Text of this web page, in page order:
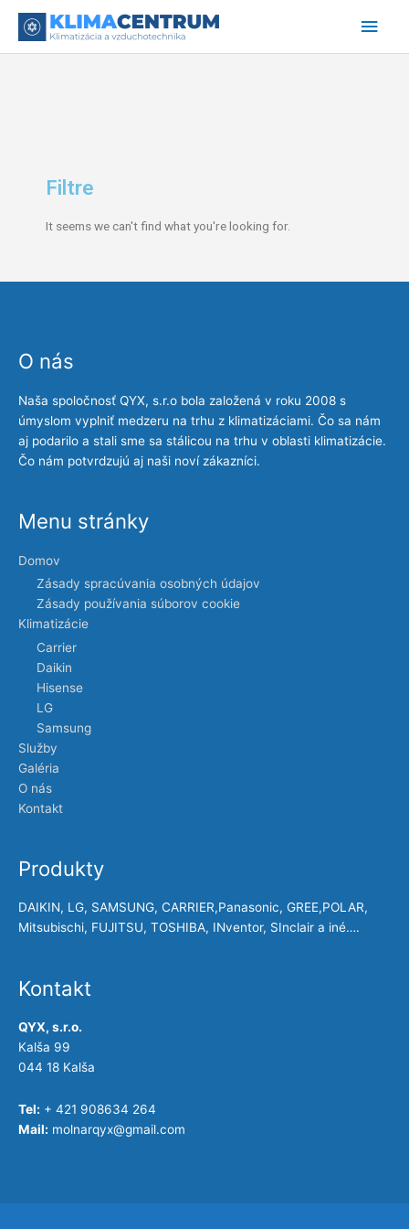
Filtre
It seems we can't find what you're looking for.
O nás
Naša spoločnosť QYX, s.r.o bola založená v roku 2008 s
úmyslom vyplniť medzeru na trhu z klimatizáciami. Čo sa nám
aj podarilo a stali sme sa stálicou na trhu v oblasti klimatizácie.
Čo nám potvrdzujú aj naši noví zákazníci.
Menu stránky
Domov
Zásady spracúvania osobných údajov
Zásady používania súborov cookie
Klimatizácie
Carrier
Daikin
Hisense
LG
Samsung
Služby
Galéria
O nás
Kontakt
Produkty
DAIKIN, LG, SAMSUNG, CARRIER,Panasonic, GREE,POLAR,
Mitsubischi, FUJITSU, TOSHIBA, INventor, SInclair a iné….
Kontakt
QYX, s.r.o.
Kalša 99
044 18 Kalša
Tel: + 421 908634 264
Mail: molnarqyx@gmail.com